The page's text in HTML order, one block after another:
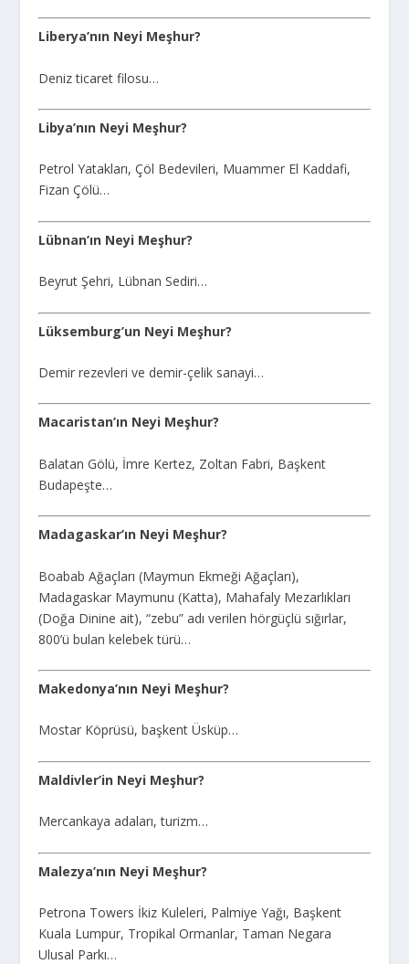
Liberya’nın Neyi Meşhur?
Deniz ticaret filosu…
Libya’nın Neyi Meşhur?
Petrol Yatakları, Çöl Bedevileri, Muammer El Kaddafi,
Fizan Çölü…
Lübnan’ın Neyi Meşhur?
Beyrut Şehri, Lübnan Sediri…
Lüksemburg’un Neyi Meşhur?
Demir rezevleri ve demir-çelik sanayi…
Macaristan’ın Neyi Meşhur?
Balatan Gölü, İmre Kertez, Zoltan Fabri, Başkent
Budapeşte…
Madagaskar’ın Neyi Meşhur?
Boabab Ağaçları (Maymun Ekmeği Ağaçları),
Madagaskar Maymunu (Katta), Mahafaly Mezarlıkları
(Doğa Dinine ait), “zebu” adı verilen hörgüçlü sığırlar,
800’ü bulan kelebek türü…
Makedonya’nın Neyi Meşhur?
Mostar Köprüsü, başkent Üsküp…
Maldivler’in Neyi Meşhur?
Mercankaya adaları, turizm…
Malezya’nın Neyi Meşhur?
Petrona Towers İkiz Kuleleri, Palmiye Yağı, Başkent
Kuala Lumpur, Tropikal Ormanlar, Taman Negara
Ulusal Parkı…